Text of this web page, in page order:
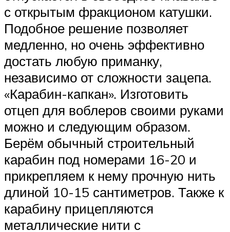
с открытым фракционом катушки.
Подобное решение позволяет
медленно, но очень эффективно
достать любую приманку,
независимо от сложности зацепа.
«Карабин-капкан». Изготовить
отцеп для воблеров своими руками
можно и следующим образом.
Берём обычный строительный
карабин под номерами 16-20 и
прикрепляем к нему прочную нить
длиной 10-15 сантиметров. Также к
карабину прицепляются
металлические нити с